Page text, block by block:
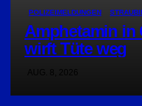
POLIZEIMELDUNGEN
Amphetamin in
wirft Tüte weg